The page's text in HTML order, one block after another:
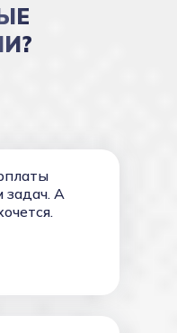
задач. А